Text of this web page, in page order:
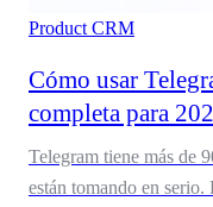
Product CRM
Cómo usar
completa para
Telegram tiene más de
están tomando en